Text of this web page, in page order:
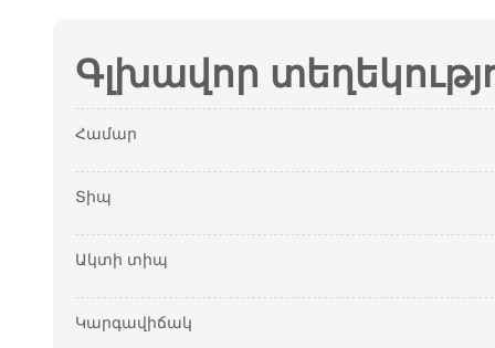
Գլխավոր
Համար
Տիպ
Ակտի տիպ
Կարգավիճակ